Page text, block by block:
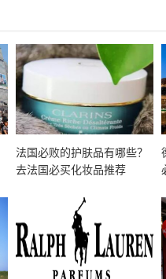
法国必败的护肤品有哪些？
去法国必买化妆品推荐